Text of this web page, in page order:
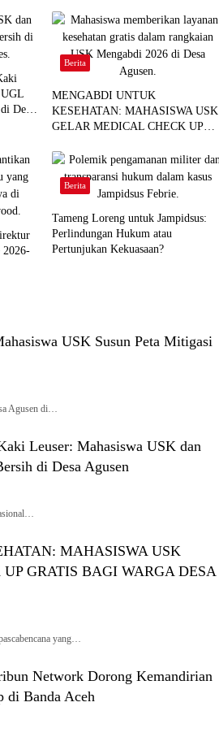
UGL
Desa
Berita
MENGABDI UNTUK
KESEHATAN: MAHASISWA USK
GELAR MEDICAL CHECK UP
AGUSEN
2026-
Berita
Tameng Loreng untuk Jampidsus:
Perlindungan Hukum atau
Pertunjukan Kekuasaan?
USK Susun Peta Mitigasi
Agusen di…
Leuser: Mahasiswa USK dan
di Desa Agusen
MAHASISWA USK
GRATIS BAGI WARGA DESA
yang…
Network Dorong Kemandirian
di Banda Aceh